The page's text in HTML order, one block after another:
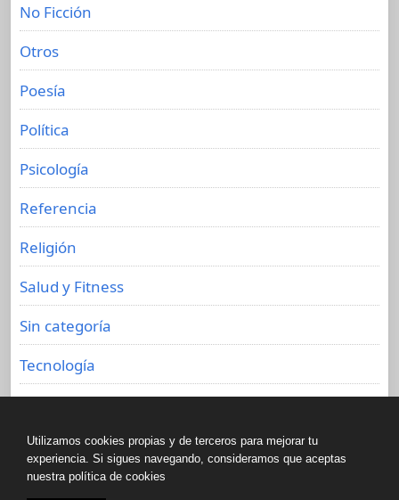
No Ficción
Otros
Poesía
Política
Psicología
Referencia
Religión
Salud y Fitness
Sin categoría
Tecnología
Utilizamos cookies propias y de terceros para mejorar tu
experiencia. Si sigues navegando, consideramos que aceptas
nuestra política de cookies